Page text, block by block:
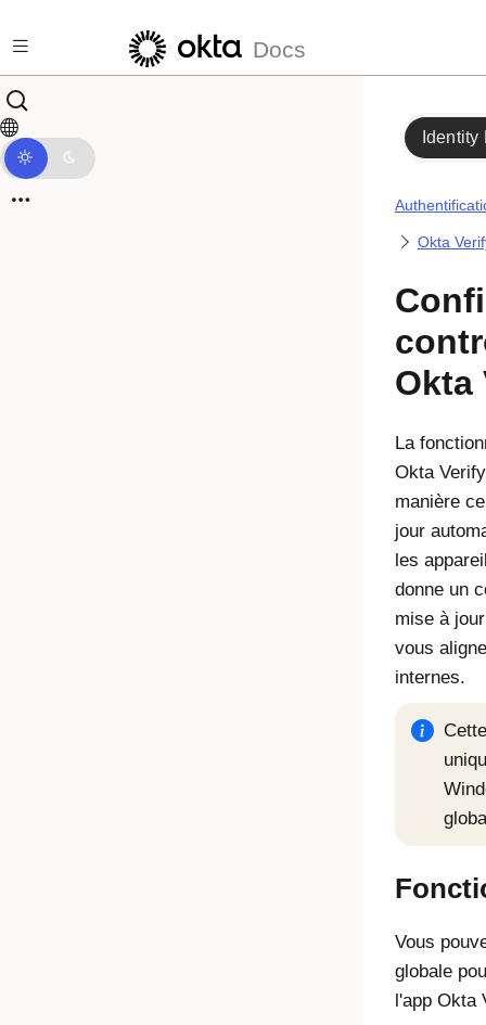
Docs
Identity
Okta
Okta
La
Okta Verify
manière
jour
les
donne un
mise à
vous
internes.
Vous
globale
l'app Okta